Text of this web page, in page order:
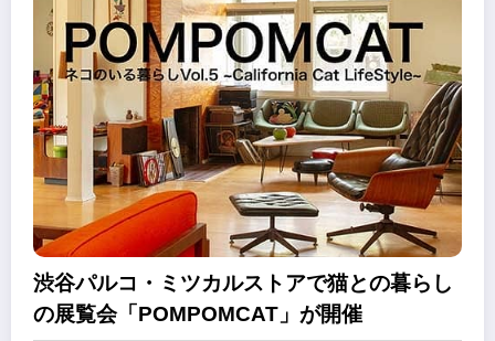
渋谷パルコ・ミツカルストアで猫との暮らし
の展覧会「POMPOMCAT」が開催